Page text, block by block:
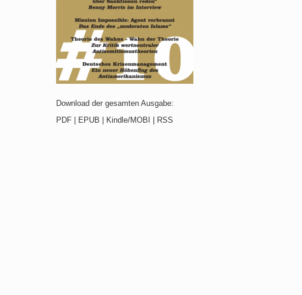
Download der gesamten Ausgabe:
PDF | EPUB | Kindle/MOBI | RSS